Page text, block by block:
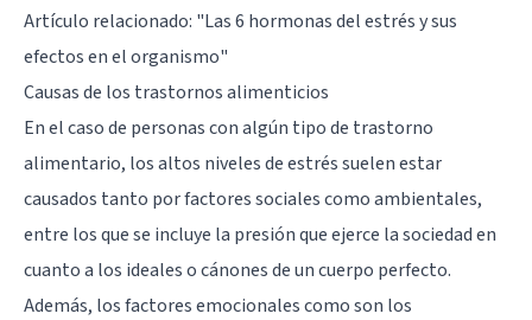
Artículo relacionado: "Las 6 hormonas del estrés y sus
efectos en el organismo"
Causas de los trastornos alimenticios
En el caso de personas con algún tipo de trastorno
alimentario, los altos niveles de estrés suelen estar
causados tanto por factores sociales como ambientales,
entre los que se incluye la presión que ejerce la sociedad en
cuanto a los ideales o cánones de un cuerpo perfecto.
Además, los factores emocionales como son los